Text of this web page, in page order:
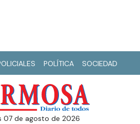
POLÍTICA SOCIEDAD
07 de agosto de 2026